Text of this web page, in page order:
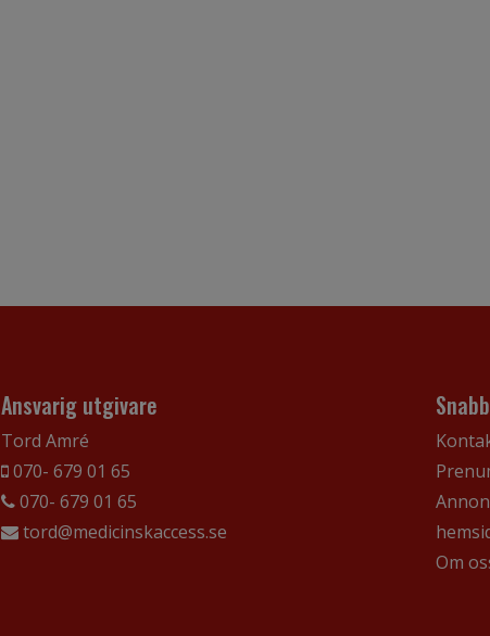
Ansvarig utgivare
Tord Amré
070- 679 01 65
070- 679 01 65
tord@medicinskaccess.se
Om